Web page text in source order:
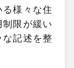
様々な住
制限が緩い
な記述を整